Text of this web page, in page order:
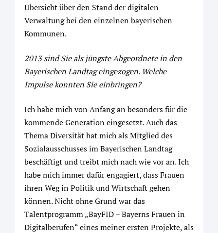
Übersicht über den Stand der digitalen
Verwaltung bei den einzelnen bayerischen
Kommunen.
2013 sind Sie als jüngste Abgeordnete in den
Bayerischen Landtag eingezogen. Welche
Impulse konnten Sie einbringen?
Ich habe mich von Anfang an besonders für die
kommende Generation eingesetzt. Auch das
Thema Diversität hat mich als Mitglied des
Sozialausschusses im Bayerischen Landtag
beschäftigt und treibt mich nach wie vor an. Ich
habe mich immer dafür engagiert, dass Frauen
ihren Weg in Politik und Wirtschaft gehen
können. Nicht ohne Grund war das
Talentprogramm „BayFID – Bayerns Frauen in
Digitalberufen“ eines meiner ersten Projekte, als